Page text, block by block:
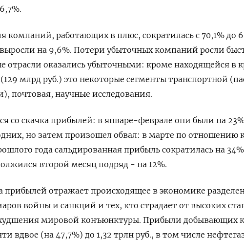
6,7%.
компаний, работающих в плюс, сократилась с 70,1% до
на 9,6%. Потери убыточных компаний росли
отрасли оказались убыточными: кроме находящейся в
млрд руб.) это некоторые сегменты транспортной
почтовая, научные исследования.
со скачка прибылей: в январе-феврале они были на
но затем произошел обвал: в марте по отношению
года сальдированная прибыль сократилась на
второй месяц подряд - на 12%.
прибылей отражает происходящее в экономике
войны и санкций и тех, кто страдает от высоких
мировой конъюнктуры. Прибыли добывающих
вдвое (на 47,7%) до 1,32 трлн руб., в том числе